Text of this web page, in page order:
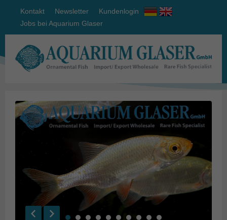
Kontakt Newsletter
Kundenlogin
Jobs bei Aquarium Glaser